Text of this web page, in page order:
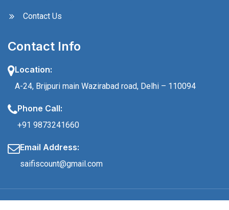
Contact Us
Contact Info
Location:
A-24, Brijpuri main Wazirabad road, Delhi – 110094
Phone Call:
+91 9873241660
Email Address:
saifiscount@gmail.com